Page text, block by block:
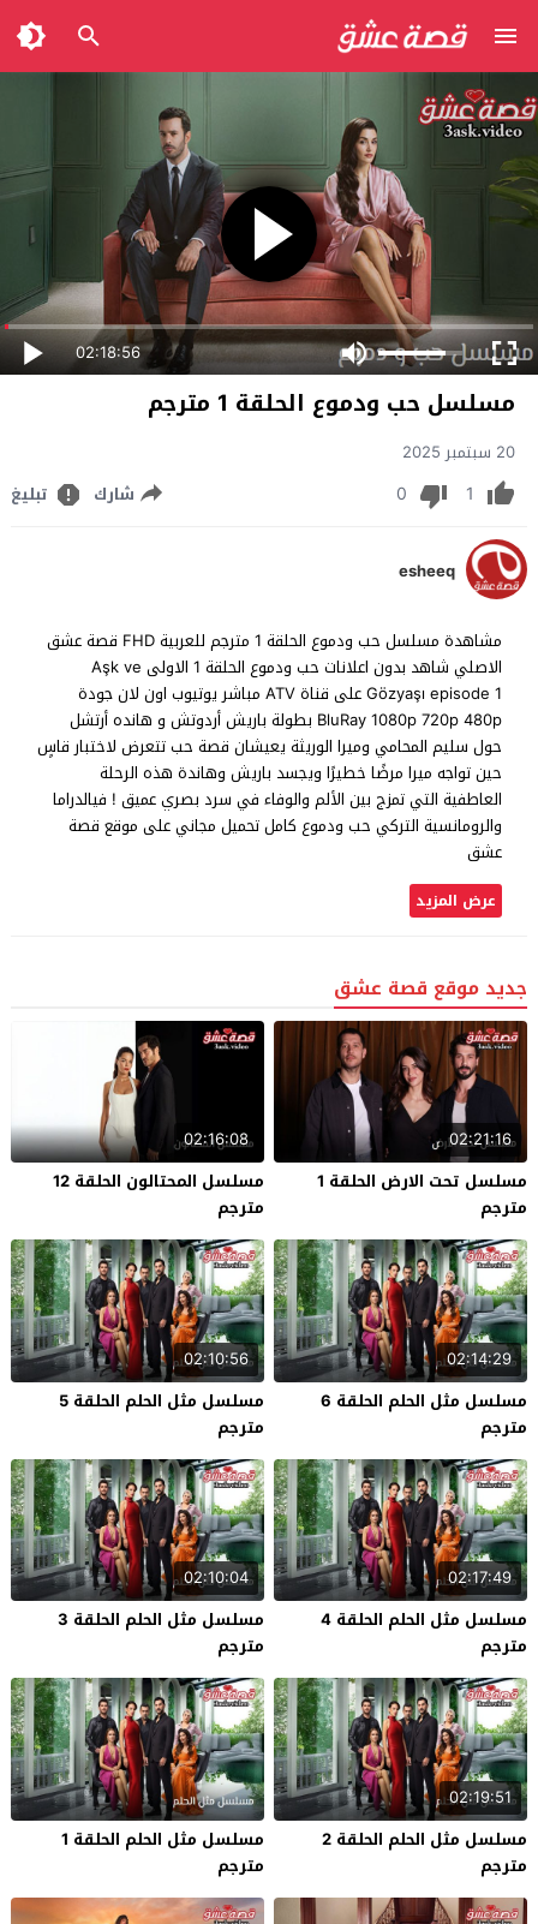
02:18:56
مسلسل حب ودموع الحلقة 1 مترجم
20 سبتمبر 2025
1
0 شارك تبليغ
esheeq
مشاهدة مسلسل حب ودموع الحلقة 1 مترجم للعربية FHD قصة عشق
الاصلي شاهد بدون اعلانات حب ودموع الحلقة 1 الاولى Aşk ve
Gözyaşı episode 1 على قناة ATV مباشر يوتيوب اون لان جودة
BluRay 1080p 720p 480p بطولة باريش أردوتش و هانده أرتشل
حول سليم المحامي وميرا الوريثة يعيشان قصة حب تتعرض لاختبار قاسٍ
حين تواجه ميرا مرضًا خطيرًا ويجسد باريش وهاندة هذه الرحلة
العاطفية التي تمزج بين الألم والوفاء في سرد بصري عميق ! فيالدراما
والرومانسية التركي حب ودموع كامل تحميل مجاني على موقع قصة
عشق
عرض المزيد
جديد موقع قصة عشق
02:21:16
مسلسل تحت الارض الحلقة 1
مترجم
02:16:08
مسلسل المحتالون الحلقة 12
مترجم
02:14:29
مسلسل مثل الحلم الحلقة 6
مترجم
02:10:56
مسلسل مثل الحلم الحلقة 5
مترجم
02:17:49
مسلسل مثل الحلم الحلقة 4
مترجم
02:10:04
مسلسل مثل الحلم الحلقة 3
مترجم
02:19:51
مسلسل مثل الحلم الحلقة 2
مترجم
مسلسل مثل الحلم الحلقة 1
مترجم